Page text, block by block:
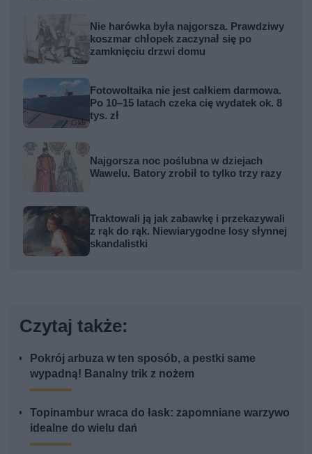
Nie harówka była najgorsza. Prawdziwy
koszmar chłopek zaczynał się po
zamknięciu drzwi domu
Fotowoltaika nie jest całkiem darmowa.
Po 10–15 latach czeka cię wydatek ok. 8
tys. zł
Najgorsza noc poślubna w dziejach
Wawelu. Batory zrobił to tylko trzy razy
Traktowali ją jak zabawkę i przekazywali
z rąk do rąk. Niewiarygodne losy słynnej
skandalistki
Czytaj także:
Pokrój arbuza w ten sposób, a pestki same
wypadną! Banalny trik z nożem
Topinambur wraca do łask: zapomniane warzywo
idealne do wielu dań